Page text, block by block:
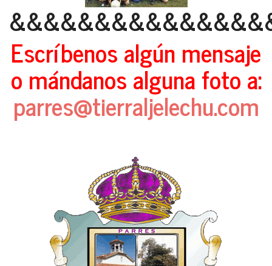
Escríbenos algún mensaje
o mándanos alguna foto a:
parres@tierraljelechu.com